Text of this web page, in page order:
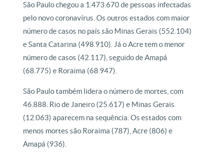
São Paulo chegou a 1.473.670 de pessoas infectadas
pelo novo coronavírus. Os outros estados com maior
número de casos no país são Minas Gerais (552.104)
e Santa Catarina (498.910). Já o Acre tem o menor
número de casos (42.117), seguido de Amapá
(68.775) e Roraima (68.947).
São Paulo também lidera o número de mortes, com
46.888. Rio de Janeiro (25.617) e Minas Gerais
(12.063) aparecem na sequência. Os estados com
menos mortes são Roraima (787), Acre (806) e
Amapá (936).